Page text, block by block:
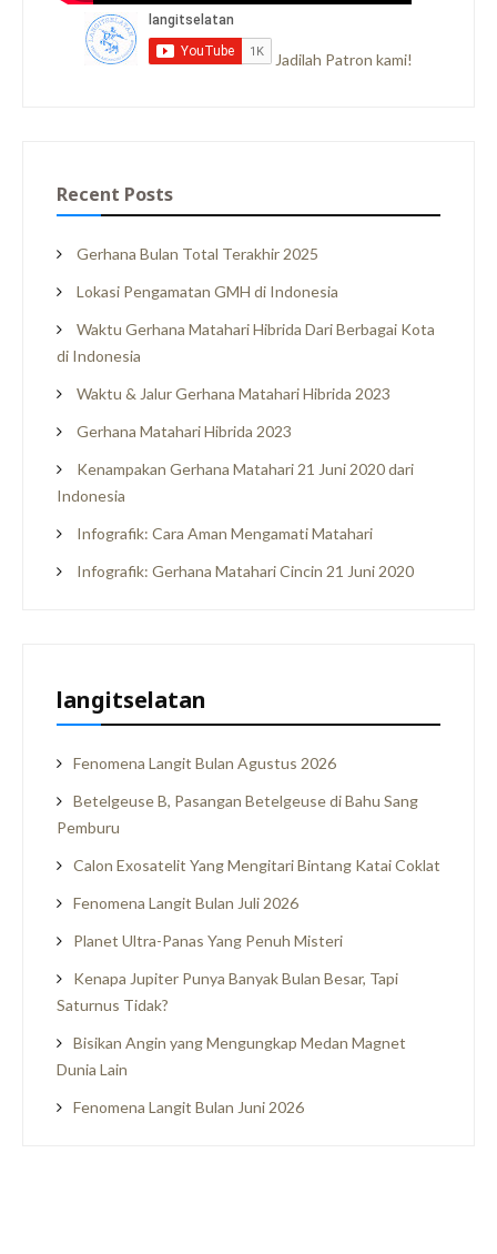
Jadilah Patron kami!
Recent Posts
Gerhana Bulan Total Terakhir 2025
Lokasi Pengamatan GMH di Indonesia
Waktu Gerhana Matahari Hibrida Dari Berbagai Kota
di Indonesia
Waktu & Jalur Gerhana Matahari Hibrida 2023
Gerhana Matahari Hibrida 2023
Kenampakan Gerhana Matahari 21 Juni 2020 dari
Indonesia
Infografik: Cara Aman Mengamati Matahari
Infografik: Gerhana Matahari Cincin 21 Juni 2020
langitselatan
Fenomena Langit Bulan Agustus 2026
Betelgeuse B, Pasangan Betelgeuse di Bahu Sang
Pemburu
Calon Exosatelit Yang Mengitari Bintang Katai Coklat
Fenomena Langit Bulan Juli 2026
Planet Ultra-Panas Yang Penuh Misteri
Kenapa Jupiter Punya Banyak Bulan Besar, Tapi
Saturnus Tidak?
Bisikan Angin yang Mengungkap Medan Magnet
Dunia Lain
Fenomena Langit Bulan Juni 2026